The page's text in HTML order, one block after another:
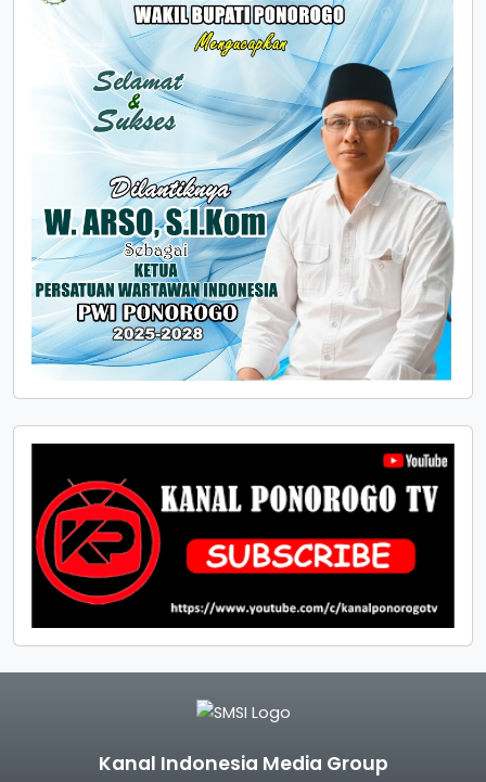
Kanal Indonesia Media Group